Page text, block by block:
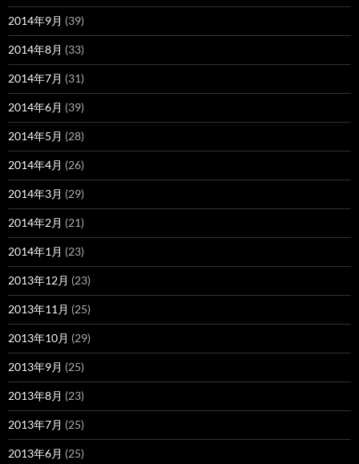
2014年9月 (39)
2014年8月 (33)
2014年7月 (31)
2014年6月 (39)
2014年5月 (28)
2014年4月 (26)
2014年3月 (29)
2014年2月 (21)
2014年1月 (23)
2013年12月 (23)
2013年11月 (25)
2013年10月 (29)
2013年9月 (25)
2013年8月 (23)
2013年7月 (25)
2013年6月 (25)